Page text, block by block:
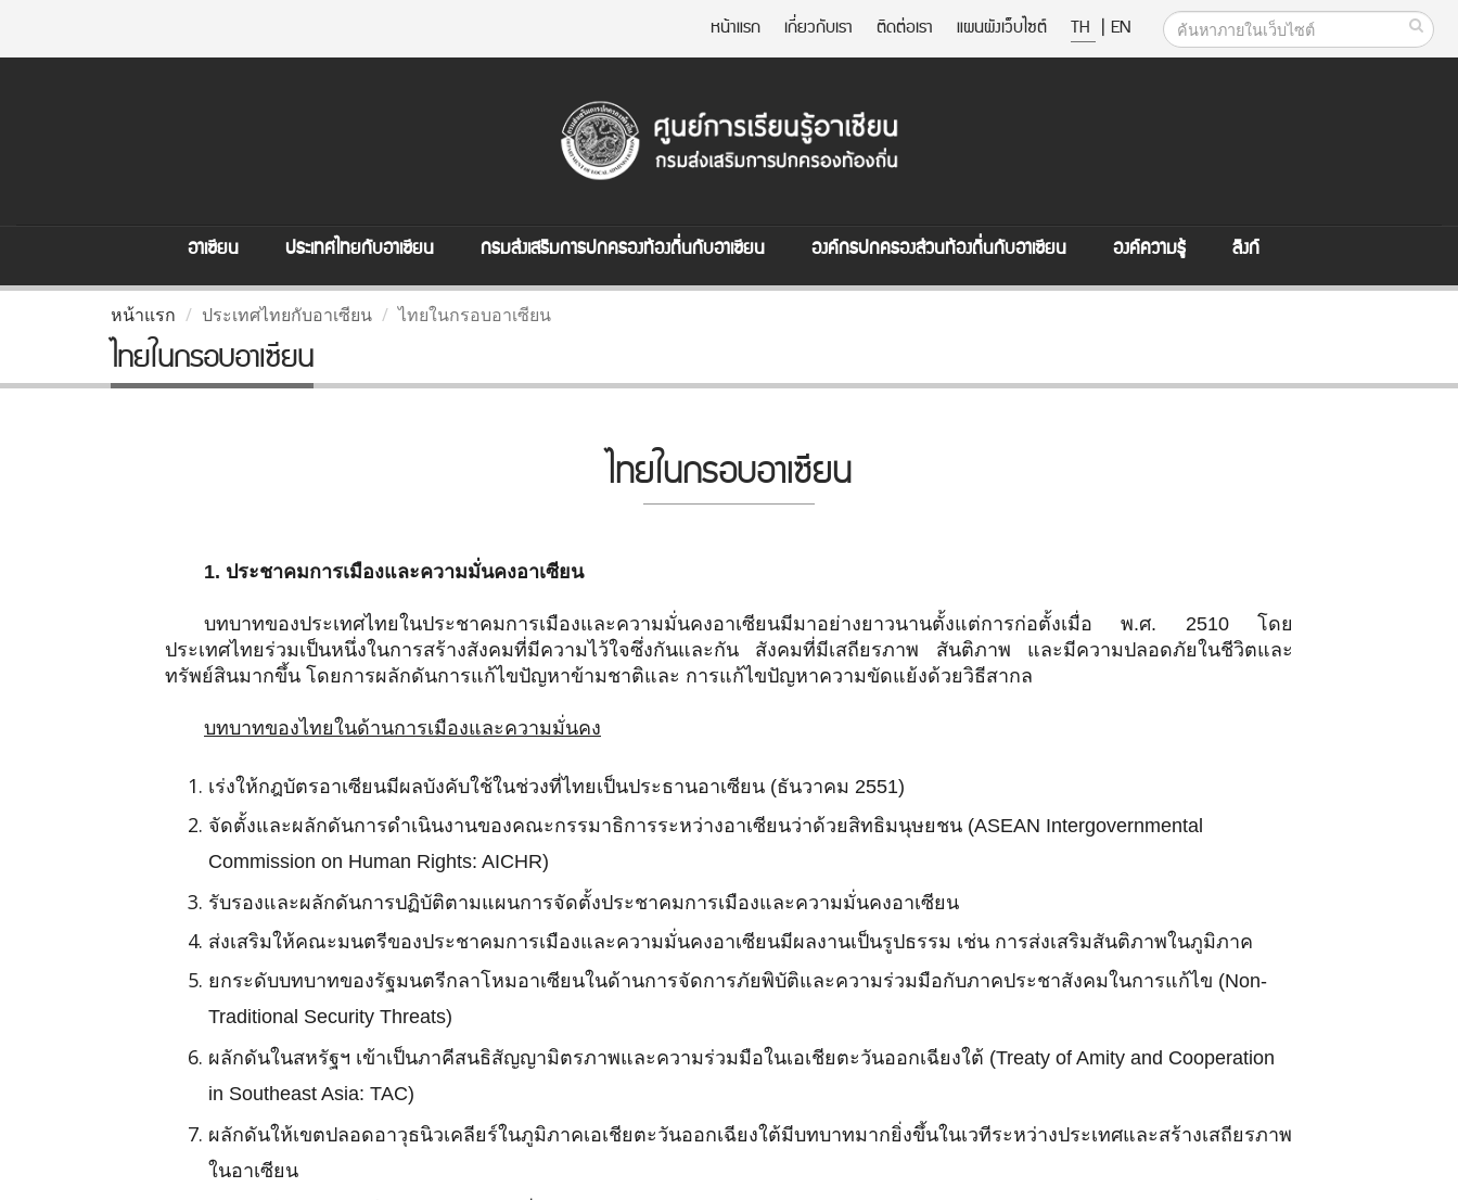
หน้าแรก เกี่ยวกับเรา ติดต่อเรา แผนผังเว็บไซต์ TH | EN
อาเซียน ประเทศไทยกับอาเซียน กรมส่งเสริมการปกครองท้องถิ่นกับอาเซียน องค์กรปกครองส่วนท้องถิ่นกับอาเซียน องค์ความรู้ ลิงก์
หน้าแรก ประเทศไทยกับอาเซียน ไทยในกรอบอาเซียน
ไทยในกรอบอาเซียน
ไทยในกรอบอาเซียน
1. ประชาคมการเมืองและความมั่นคงอาเซียน
บทบาทของประเทศไทยในประชาคมการเมืองและความมั่นคงอาเซียนมีมาอย่างยาวนานตั้งแต่การก่อตั้งเมื่อ พ.ศ. 2510 โดย
ประเทศไทยร่วมเป็นหนึ่งในการสร้างสังคมที่มีความไว้ใจซึ่งกันและกัน สังคมที่มีเสถียรภาพ สันติภาพ และมีความปลอดภัยในชีวิตและ
ทรัพย์สินมากขึ้น โดยการผลักดันการแก้ไขปัญหาข้ามชาติและ การแก้ไขปัญหาความขัดแย้งด้วยวิธีสากล
บทบาทของไทยในด้านการเมืองและความมั่นคง
เร่งให้กฎบัตรอาเซียนมีผลบังคับใช้ในช่วงที่ไทยเป็นประธานอาเซียน (ธันวาคม 2551)
จัดตั้งและผลักดันการดำเนินงานของคณะกรรมาธิการระหว่างอาเซียนว่าด้วยสิทธิมนุษยชน (ASEAN Intergovernmental
Commission on Human Rights: AICHR)
รับรองและผลักดันการปฏิบัติตามแผนการจัดตั้งประชาคมการเมืองและความมั่นคงอาเซียน
ส่งเสริมให้คณะมนตรีของประชาคมการเมืองและความมั่นคงอาเซียนมีผลงานเป็นรูปธรรม เช่น การส่งเสริมสันติภาพในภูมิภาค
ยกระดับบทบาทของรัฐมนตรีกลาโหมอาเซียนในด้านการจัดการภัยพิบัติและความร่วมมือกับภาคประชาสังคมในการแก้ไข (Non-
Traditional Security Threats)
ผลักดันในสหรัฐฯ เข้าเป็นภาคีสนธิสัญญามิตรภาพและความร่วมมือในเอเชียตะวันออกเฉียงใต้ (Treaty of Amity and Cooperation
in Southeast Asia: TAC)
ผลักดันให้เขตปลอดอาวุธนิวเคลียร์ในภูมิภาคเอเชียตะวันออกเฉียงใต้มีบทบาทมากยิ่งขึ้นในเวทีระหว่างประเทศและสร้างเสถียรภาพ
ในอาเซียน